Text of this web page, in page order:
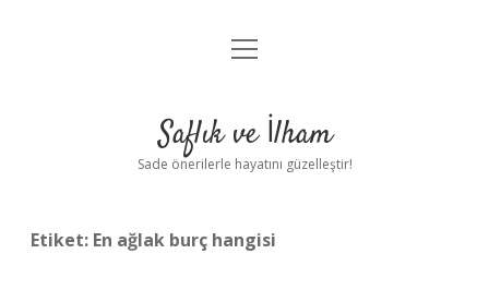
Anasayfa
Yasal Uyarı
menüyü
Saflık ve İlham
Sade önerilerle hayatını güzelleştir!
Etiket: En ağlak burç hangisi